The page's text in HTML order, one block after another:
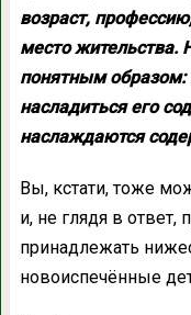
возраст,
место жительства.
понятным образом:
насладиться его
наслаждаются
Вы, кстати, тоже
и, не глядя в ответ,
принадлежать
новоиспечённые